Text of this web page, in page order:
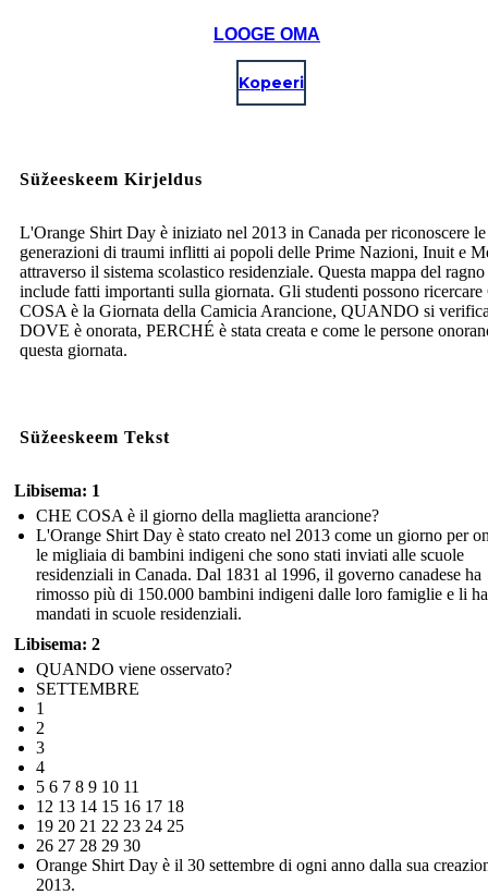
LOOGE OMA
Kopeeri
Süžeeskeem Kirjeldus
L'Orange Shirt Day è iniziato nel 2013 in Canada per riconoscere le
generazioni di traumi inflitti ai popoli delle Prime Nazioni, Inuit e
attraverso il sistema scolastico residenziale. Questa mappa del ragno
include fatti importanti sulla giornata. Gli studenti possono
COSA è la Giornata della Camicia Arancione, QUANDO si
DOVE è onorata, PERCHÉ è stata creata e come le persone
questa giornata.
Süžeeskeem Tekst
Libisema: 1
CHE COSA è il giorno della maglietta arancione?
L'Orange Shirt Day è stato creato nel 2013 come un giorno per
le migliaia di bambini indigeni che sono stati inviati alle scuole
residenziali in Canada. Dal 1831 al 1996, il governo canadese ha
rimosso più di 150.000 bambini indigeni dalle loro famiglie e li ha
mandati in scuole residenziali.
Libisema: 2
QUANDO viene osservato?
SETTEMBRE
1
2
3
4
5 6 7 8 9 10 11
12 13 14 15 16 17 18
19 20 21 22 23 24 25
26 27 28 29 30
Orange Shirt Day è il 30 settembre di ogni anno dalla sua
2013.